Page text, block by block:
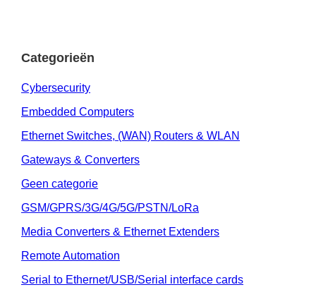
Categorieën
Cybersecurity
Embedded Computers
Ethernet Switches, (WAN) Routers & WLAN
Gateways & Converters
Geen categorie
GSM/GPRS/3G/4G/5G/PSTN/LoRa
Media Converters & Ethernet Extenders
Remote Automation
Serial to Ethernet/USB/Serial interface cards